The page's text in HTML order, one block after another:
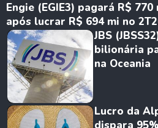
Engie (EGIE3) pagará R$
após lucrar R$ 694 mi no
JBS
bilionária
na Oceania
Lucro da